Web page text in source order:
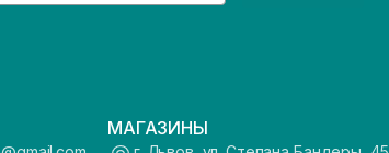
МАГАЗИНЫ